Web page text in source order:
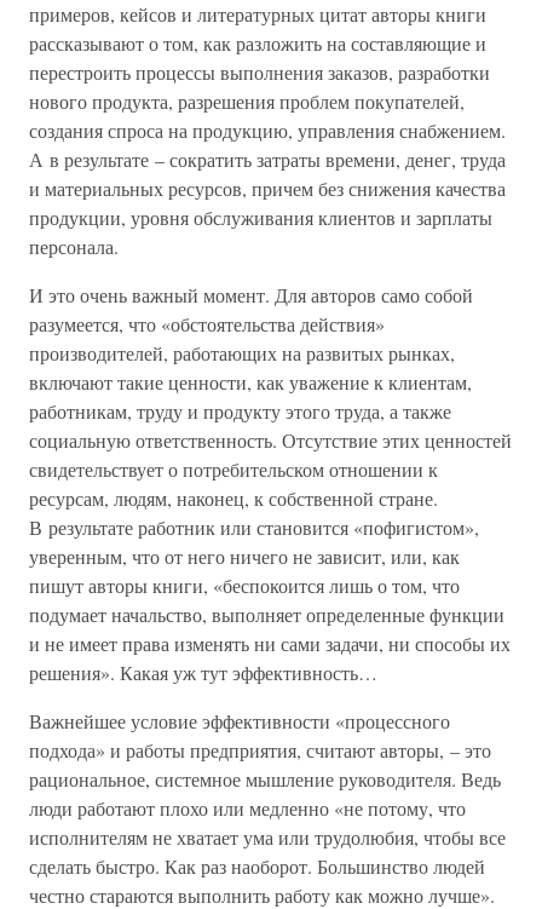
примеров, кейсов и литературных цитат авторы книги
рассказывают о том, как разложить на составляющие и
перестроить процессы выполнения заказов, разработки
нового продукта, разрешения проблем покупателей,
создания спроса на продукцию, управления снабжением.
А в результате – сократить затраты времени, денег, труда
и материальных ресурсов, причем без снижения качества
продукции, уровня обслуживания клиентов и зарплаты
персонала.
И это очень важный момент. Для авторов само собой
разумеется, что «обстоятельства действия»
производителей, работающих на развитых рынках,
включают такие ценности, как уважение к клиентам,
работникам, труду и продукту этого труда, а также
социальную ответственность. Отсутствие этих ценностей
свидетельствует о потребительском отношении к
ресурсам, людям, наконец, к собственной стране.
В результате работник или становится «пофигистом»,
уверенным, что от него ничего не зависит, или, как
пишут авторы книги, «беспокоится лишь о том, что
подумает начальство, выполняет определенные функции
и не имеет права изменять ни сами задачи, ни способы их
решения». Какая уж тут эффективность…
Важнейшее условие эффективности «процессного
подхода» и работы предприятия, считают авторы, – это
рациональное, системное мышление руководителя. Ведь
люди работают плохо или медленно «не потому, что
исполнителям не хватает ума или трудолюбия, чтобы все
сделать быстро. Как раз наоборот. Большинство людей
честно стараются выполнить работу как можно лучше».